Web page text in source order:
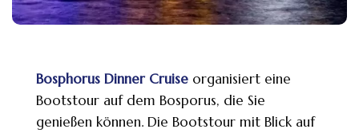
Bosphorus Dinner Cruise organisiert eine
Bootstour auf dem Bosporus, die Sie
genießen können. Die Bootstour mit Blick auf